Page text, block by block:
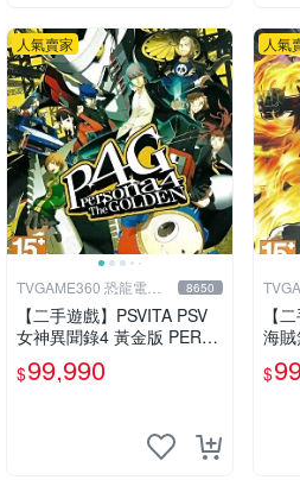
人氣賣家
TVGAME360 恐龍電玩- 8650
【二手遊戲】PSVITA PSV
女神異聞錄4 黃金版 PERS
ONA 4 The GOLDEN 中文
版【台中恐龍電玩】
$99,990
人氣
【
海
NE
中恐
$